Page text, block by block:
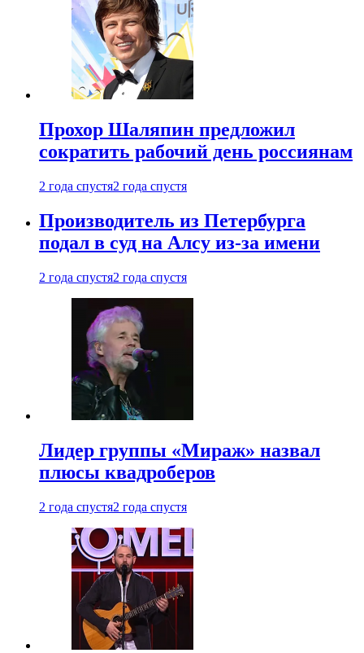
Прохор Шаляпин предложил
сократить рабочий день россиянам
2 года спустя2 года спустя
Производитель из Петербурга
подал в суд на Алсу из-за имени
2 года спустя2 года спустя
Лидер группы «Мираж» назвал
плюсы квадроберов
2 года спустя2 года спустя